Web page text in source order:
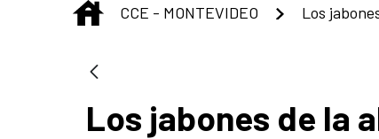
INICIO
CCE - MONTEVIDEO Los
Los jabones de la